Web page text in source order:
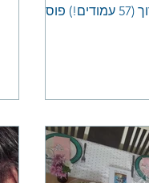
לקרוא מאמר ארוך (57 עמודים!) פוסט